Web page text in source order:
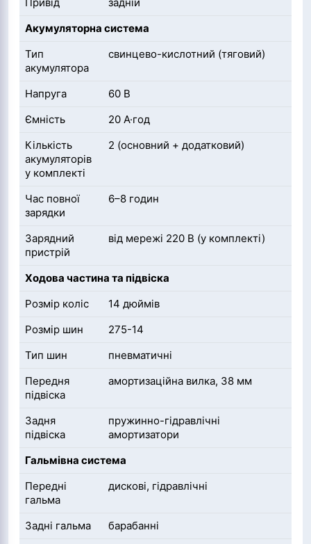
Акумуляторна система
Тип
акумулятора
свинцево-кислотний (тяговий)
Напруга
60 В
Ємність
20 А·год
Кількість
акумуляторів
у комплекті
2 (основний + додатковий)
Час повної
зарядки
6–8 годин
Зарядний
пристрій
від мережі 220 В (у комплекті)
Ходова частина та підвіска
Розмір коліс
14 дюймів
Розмір шин
275-14
Тип шин
пневматичні
Передня
підвіска
амортизаційна вилка, 38 мм
Задня
підвіска
пружинно-гідравлічні
амортизатори
Гальмівна система
Передні
гальма
дискові, гідравлічні
Задні гальма
барабанні